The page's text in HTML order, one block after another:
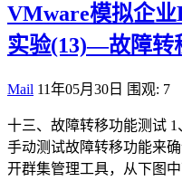
VMware模拟企业
实验(13)—故障转
Mail 11年05月30日 围观: 7
十三、故障转移功能测试
手动测试故障转移功能来
开群集管理工具，从下图